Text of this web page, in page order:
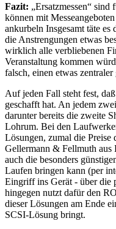
Fazit: „Ersatzmessen“
können mit
ankurbeln Insgesamt täte
die Anstrengungen etwas
wirklich alle verbliebenen
Veranstaltung kommen
falsch, einen etwas
Auf jeden Fall steht fest,
geschafft hat. An jedem
darunter bereits die zweite
Lohrum. Bei den
Lösungen, zumal die
Gellermann & Fellmuth aus
auch die besonders
Laufen bringen kann (per
Eingriff ins Gerät - über die
hingegen nutzt dafür den
dieser Lösungen am Ende
SCSI-Lösung bringt.